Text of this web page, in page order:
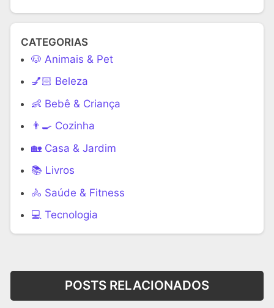
CATEGORIAS
🐶 Animais & Pet
💅🏻 Beleza
👶 Bebê & Criança
👨‍🍳 Cozinha
🏡 Casa & Jardim
📚 Livros
🚴 Saúde & Fitness
‍💻 Tecnologia
POSTS RELACIONADOS